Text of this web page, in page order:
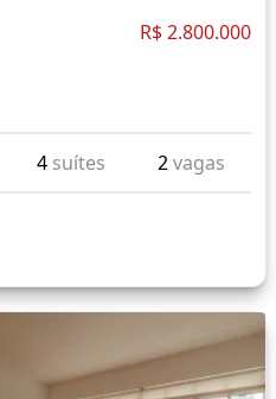
R$ 2.800.000
4 suítes 2vagas